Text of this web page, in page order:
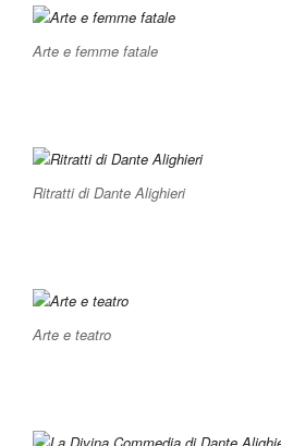
Arte e femme fatale
Ritratti di Dante Alighieri
Arte e teatro